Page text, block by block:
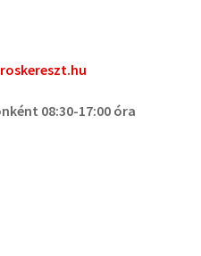
08:30-17:00 óra